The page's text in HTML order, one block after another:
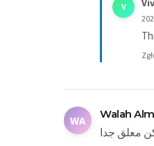
V
WA Walah
معلق جدا